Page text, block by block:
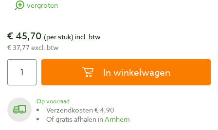
vergroten
€ 45,70 (per stuk) incl. btw
€ 37,77 excl. btw
In winkelwagen
Op voorraad
Verzendkosten € 4,90
Of gratis afhalen inArnhem